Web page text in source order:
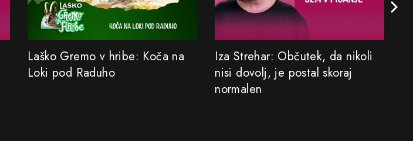
Laško Gremo v hribe: Koča na
Loki pod Raduho
Iza Strehar: Občutek, da nikoli
nisi dovolj, je postal skoraj
normalen